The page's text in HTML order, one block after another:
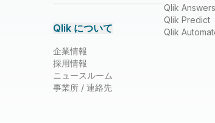
Qlik について
企業情報
採用情報
ニュースルーム
事業所 / 連絡先
Qlik Answers
Qlik Predict
Qlik